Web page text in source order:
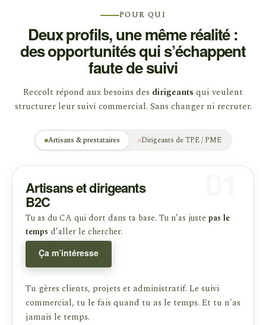
POUR QUI
Deux profils, une même réalité :
des opportunités qui s’échappent
faute de suivi
Reccolt répond aux besoins des dirigeants qui veulent
structurer leur suivi commercial. Sans changer ni recruter.
Artisans & prestataires Dirigeants de TPE / PME
Artisans et dirigeants
B2C
Tu as du CA qui dort dans ta base. Tu n’as justepas le
temps d’aller le chercher.
Ça m’intéresse
Tu gères clients, projets et administratif. Le suivi
commercial, tu le fais quand tu as le temps. Et tu n’as
jamais le temps.